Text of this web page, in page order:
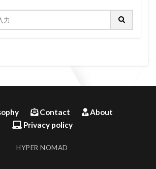
Contact
About
Privacy policy
HYPER NOMAD